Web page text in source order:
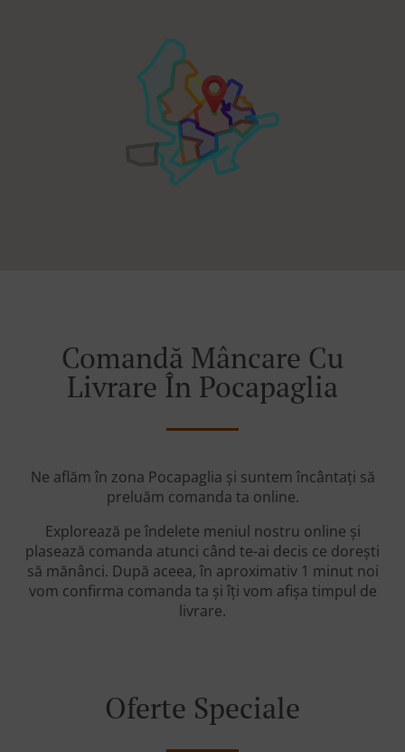
Comandă Mâncare Cu
Livrare În Pocapaglia
Ne aflăm în zona Pocapaglia și suntem încântați să
preluăm comanda ta online.
Explorează pe îndelete meniul nostru online și
plasează comanda atunci când te-ai decis ce dorești
să mănânci. După aceea, în aproximativ 1 minut noi
vom confirma comanda ta și îți vom afișa timpul de
livrare.
Oferte Speciale